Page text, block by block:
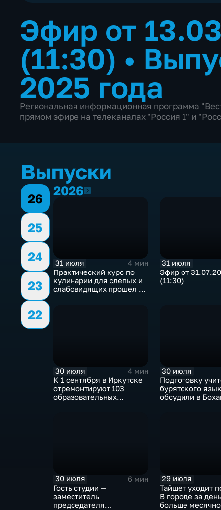
Эфир от
(11:30) •
2025 года
Региональная информационная программа
прямом эфире на телеканалах "Россия 1" и
Выпуски
26
25
24
23
22
20262026
31 июля
4 мин
Практический курс по
кулинарии для слепых и
слабовидящих прошел в
31 июля
Эфир от
(11:30)
30 июля
4 мин
К 1 сентября в Иркутске
отремонтируют 103
образовательных
30 июля
Подготовку
бурятского
обсудили в
30 июля
6 мин
Гость студии —
заместитель
председателя
29 июля
Тайшет уходит
В городе за
больше